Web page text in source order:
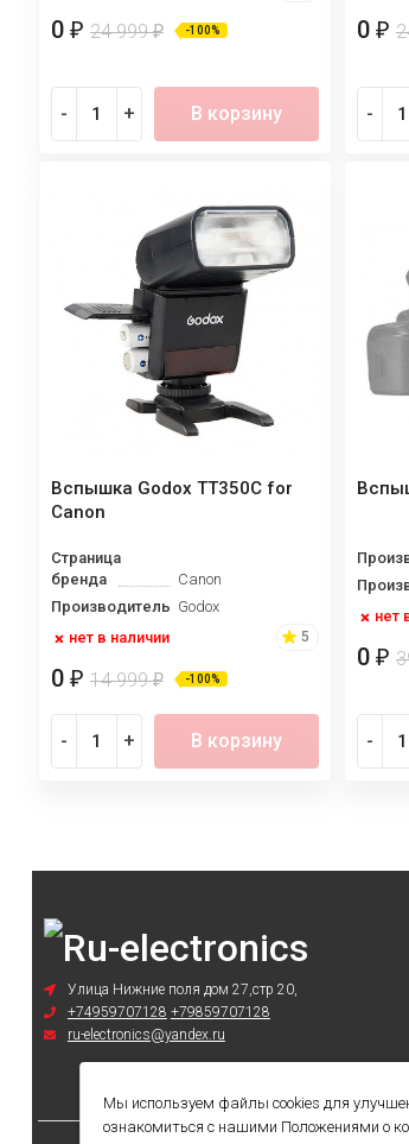
0 ₽ 24 999₽ -100%
- + В корзину
0 ₽
-
Вспышка Godox TT350C for
Canon
Страница
бренда
Canon
Производитель Godox
нет в наличии
5
0 ₽ 14 999₽ -100%
- + В корзину
нет
0 ₽
-
Улица Нижние поля дом 27,стр 20,
+74959707128 +79859707128
ru-electronics@yandex.ru
Мы используем файлы cookies для
ознакомиться с нашими Положениями о